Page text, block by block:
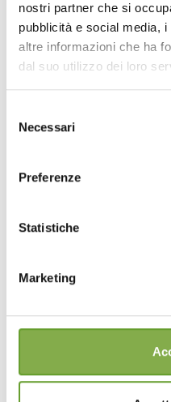
nostri partner che si
pubblicità e social media,
altre informazioni che ha
dal suo utilizzo dei loro
delNecessari
Preferenze
Statistiche
Marketing
Installazione presso la